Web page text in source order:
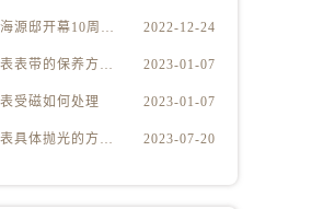
百达翡丽上海源邸开幕10周年展“与时间同源” 2022-12-24
百达翡丽手表表带的保养方法有哪些？ 2023-01-07
受磁如何处理 2023-01-07
百达翡丽手表具体抛光的方法（百达翡丽手表抛光的正确方法） 2023-07-20